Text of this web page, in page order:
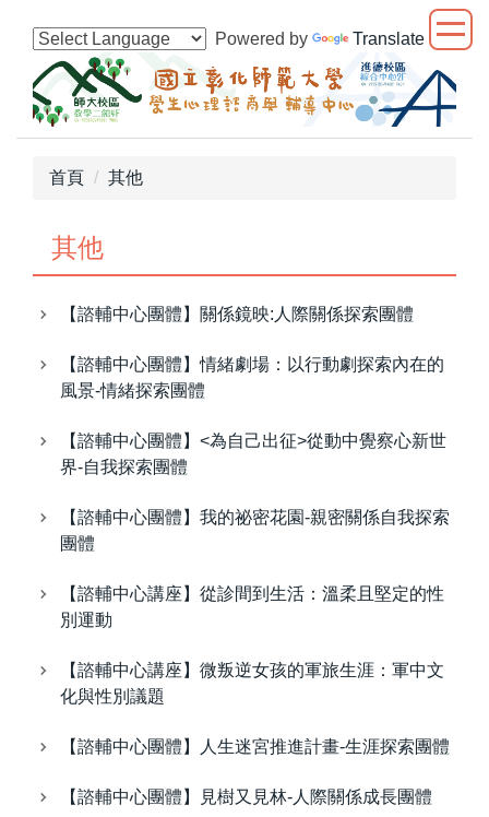
Powered by Translate
首頁 其他
其他
【諮輔中心團體】關係鏡映:人際關係探索團體
【諮輔中心團體】情緒劇場：以行動劇探索內在的
風景-情緒探索團體
【諮輔中心團體】<為自己出征>從動中覺察心新世
界-自我探索團體
【諮輔中心團體】我的祕密花園-親密關係自我探索
團體
【諮輔中心講座】從診間到生活：溫柔且堅定的性
別運動
【諮輔中心講座】微叛逆女孩的軍旅生涯：軍中文
化與性別議題
【諮輔中心團體】人生迷宮推進計畫-生涯探索團體
【諮輔中心團體】見樹又見林-人際關係成長團體